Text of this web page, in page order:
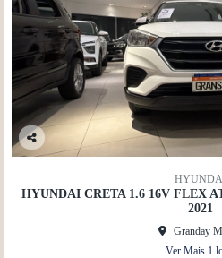
Co
artil
HYUNDAI CRETA 1.6 16V FLEX
2021
Granday
Ver Mais 1